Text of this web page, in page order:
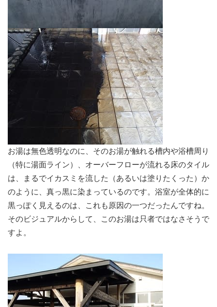
お湯は無色透明なのに、そのお湯が触れる槽内や浴槽周り
（特に湯面ライン）、オーバーフローが流れる床のタイル
は、まるでイカスミを流した（あるいは塗りたくった）か
のように、真っ黒に染まっているのです。浴室が全体的に
黒っぽく見えるのは、これも原因の一つだったんですね。
そのビジュアルからして、このお湯は只者ではなさそうで
すよ。